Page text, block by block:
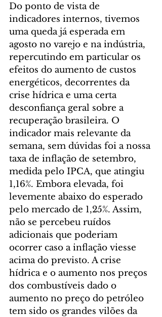
Do ponto de vista de
indicadores internos, tivemos
uma queda já esperada em
agosto no varejo e na indústria,
repercutindo em particular os
efeitos do aumento de custos
energéticos, decorrentes da
crise hídrica e uma certa
desconfiança geral sobre a
recuperação brasileira. O
indicador mais relevante da
semana, sem dúvidas foi a nossa
taxa de inflação de setembro,
medida pelo IPCA, que atingiu
1,16%. Embora elevada, foi
levemente abaixo do esperado
pelo mercado de 1,25%. Assim,
não se percebeu ruídos
adicionais que poderiam
ocorrer caso a inflação viesse
acima do previsto. A crise
hídrica e o aumento nos preços
dos combustíveis dado o
aumento no preço do petróleo
tem sido os grandes vilões da